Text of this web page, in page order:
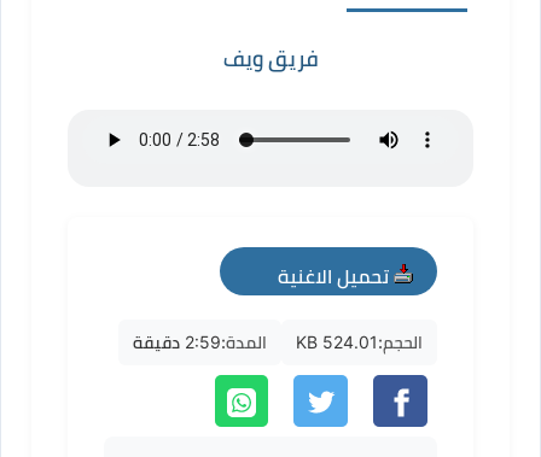
فريق ويف
تحميل الاغنية
mp3
الحجم:524.01 KB المدة:2:59 دقيقة